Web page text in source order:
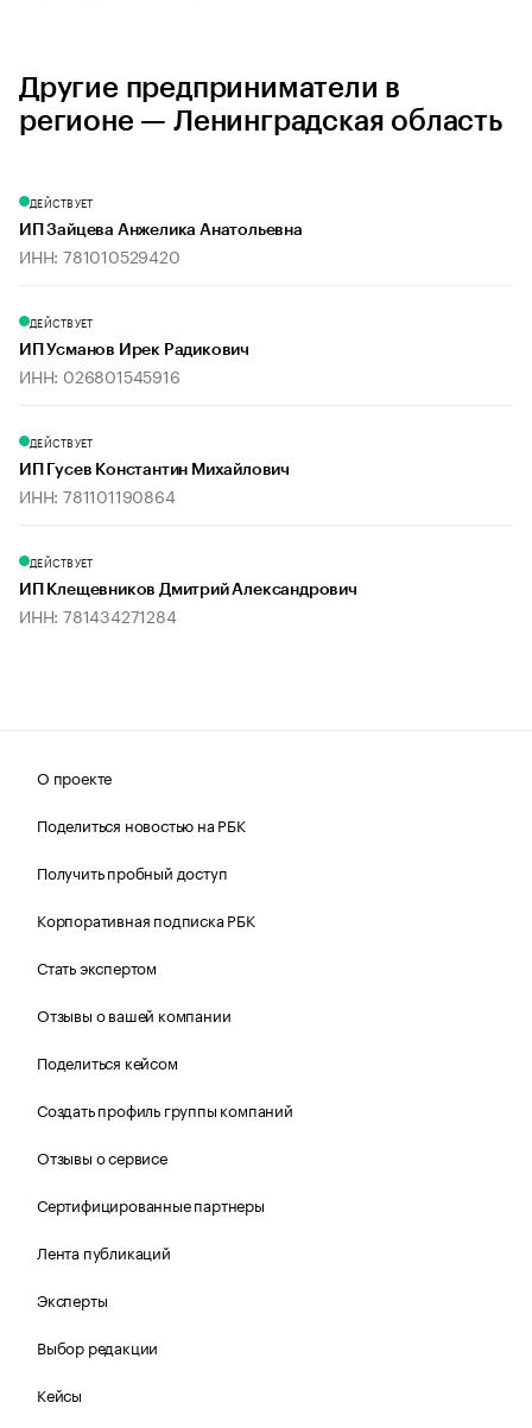
Другие предприниматели в
регионе — Ленинградская область
ДЕЙСТВУЕТ
ИП Зайцева Анжелика Анатольевна
ИНН: 781010529420
ДЕЙСТВУЕТ
ИП Усманов Ирек Радикович
ИНН: 026801545916
ДЕЙСТВУЕТ
ИП Гусев Константин Михайлович
ИНН: 781101190864
ДЕЙСТВУЕТ
ИП Клещевников Дмитрий Александрович
ИНН: 781434271284
О проекте
Поделиться новостью на РБК
Получить пробный доступ
Корпоративная подписка РБК
Стать экспертом
Отзывы о вашей компании
Поделиться кейсом
Создать профиль группы компаний
Отзывы о сервисе
Сертифицированные партнеры
Лента публикаций
Эксперты
Выбор редакции
Кейсы